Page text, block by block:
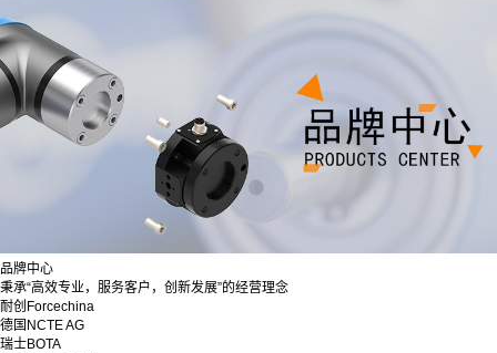
品牌中心
秉承“高效专业，服务客户，创新发展”的经营理念
耐创Forcechina
德国NCTE AG
瑞士BOTA